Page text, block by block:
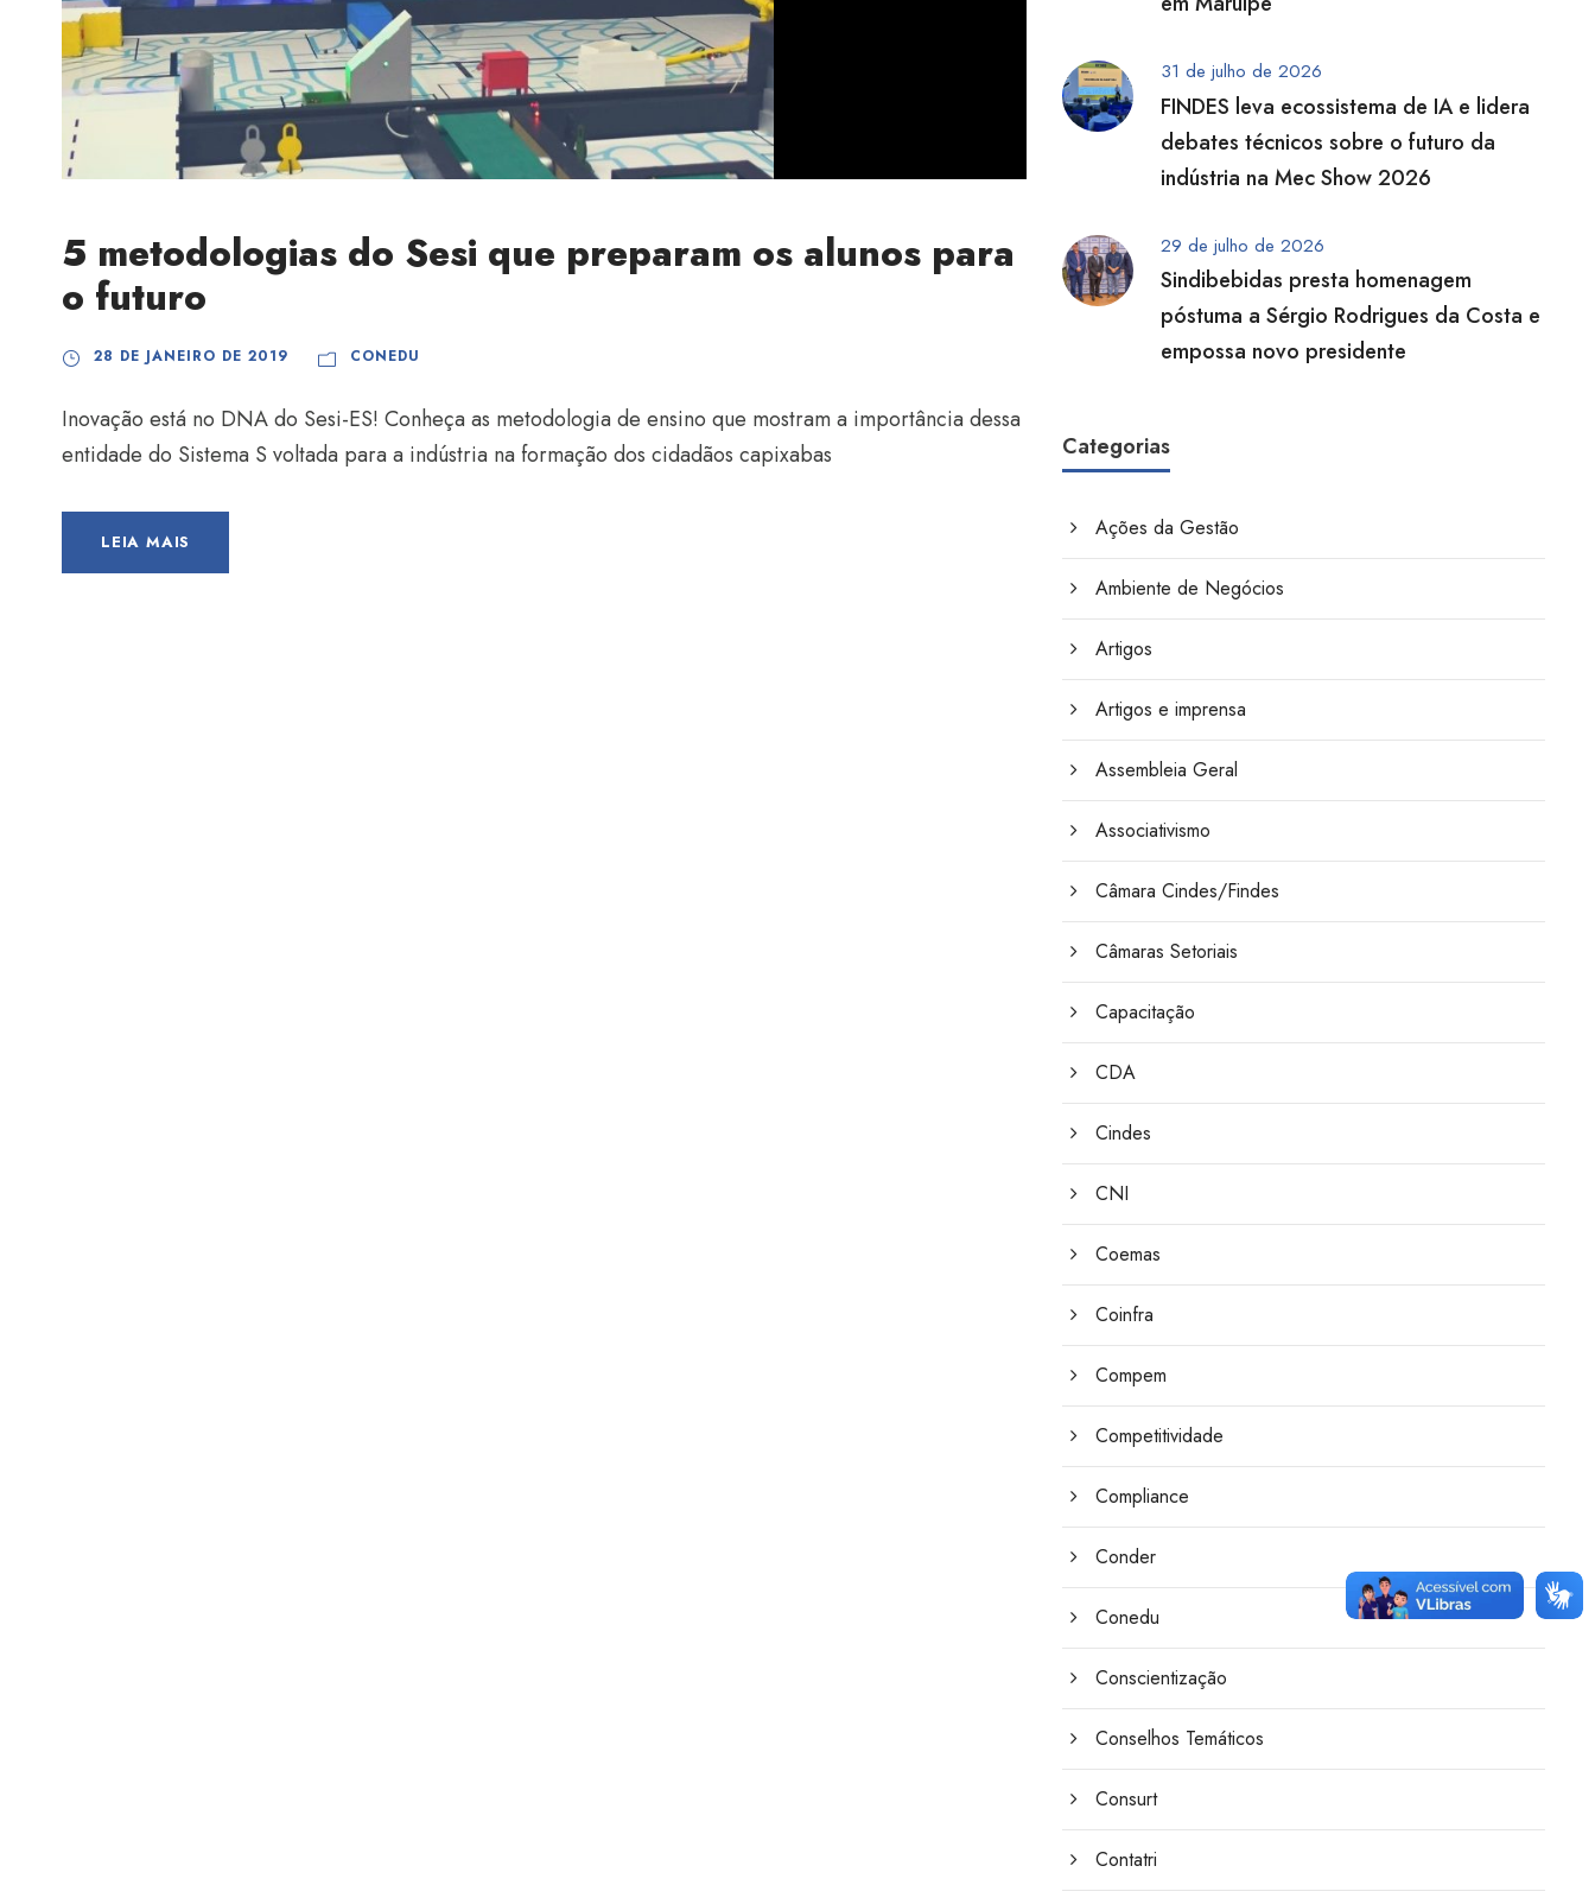
5 metodologias do Sesi que preparam os alunos para
o futuro
28 DE JANEIRO DE 2019 CONEDU
Inovação está no DNA do Sesi-ES! Conheça as metodologia de ensino que mostram a importância dessa
entidade do Sistema S voltada para a indústria na formação dos cidadãos capixabas
LEIA MAIS
31 de julho de 2026
FINDES leva ecossistema de IA e lidera
debates técnicos sobre o futuro da
indústria na Mec Show 2026
29 de julho de 2026
Sindibebidas presta homenagem
póstuma a Sérgio Rodrigues da Costa e
empossa novo presidente
Categorias
Ações da Gestão
Ambiente de Negócios
Artigos
Artigos e imprensa
Assembleia Geral
Associativismo
Câmara Cindes/Findes
Câmaras Setoriais
Capacitação
CDA
Cindes
CNI
Coemas
Coinfra
Compem
Competitividade
Compliance
Conder
Conedu
Conscientização
Conselhos Temáticos
Consurt
Contatri